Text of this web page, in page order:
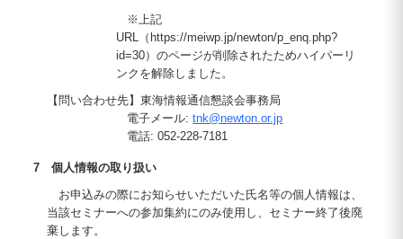
※上記
URL（https://meiwp.jp/newton/p_enq.php?
id=30）のページが削除されたためハイパーリ
ンクを解除しました。
【問い合わせ先】東海情報通信懇談会事務局
電子メール:tnk@newton.or.jp
電話: 052-228-7181
7 個人情報の取り扱い
お申込みの際にお知らせいただいた氏名等の個人情報は、
当該セミナーへの参加集約にのみ使用し、セミナー終了後廃
棄します。